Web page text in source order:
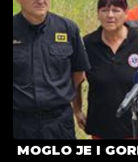
MOGLO JE I